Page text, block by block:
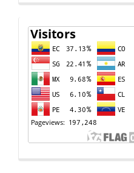
Contador
de
visitas